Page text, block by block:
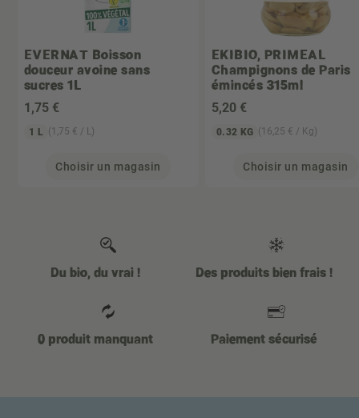
EVERNAT Boisson
douceur avoine sans
sucres 1L
1 ,75 €
1 L (1,75 € / L)
Choisir un magasin
EKIBIO, PRIMEAL
Champignons de Paris
émincés 315ml
5,20 €
0.32 KG (16,25 € / Kg)
Choisir un magasin
Du bio, du vrai ! Des produits bien frais !
0 produit manquant Paiement sécurisé